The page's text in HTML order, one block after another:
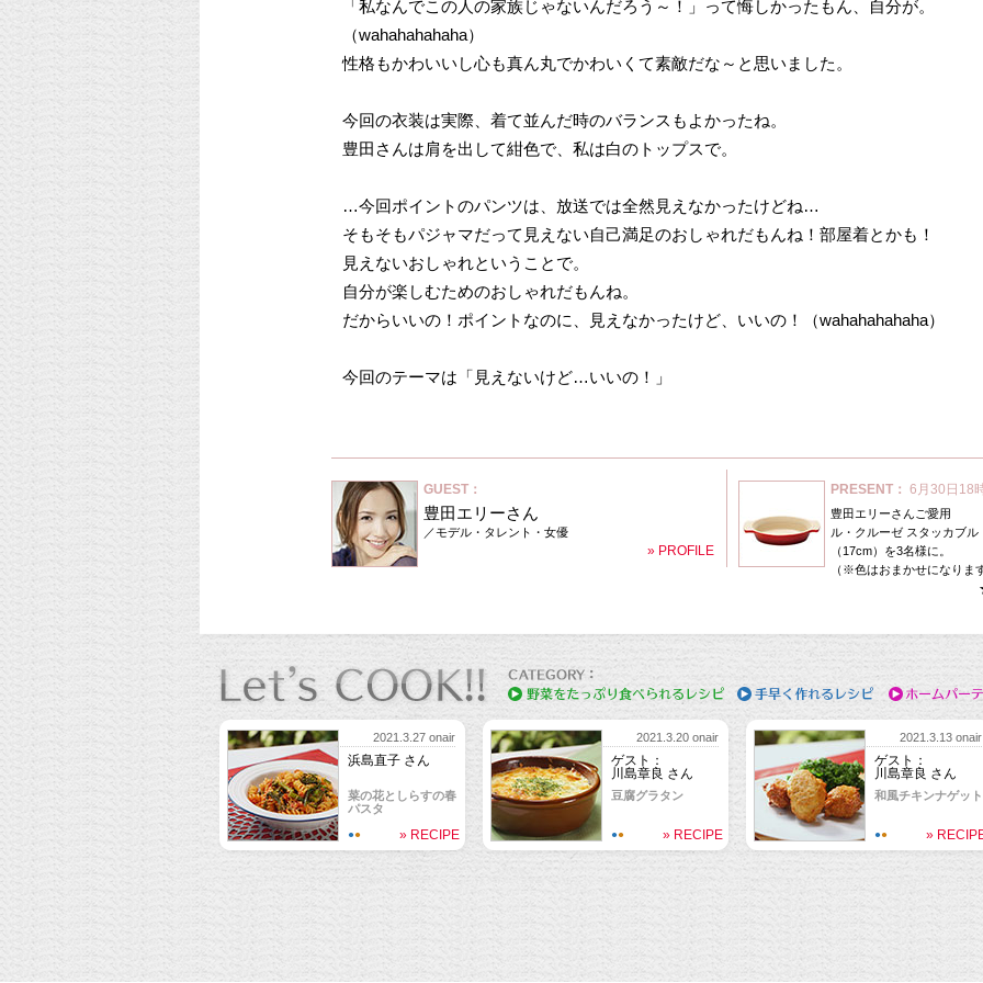
「私なんでこの人の家族じゃないんだろう～！」って悔しかったもん、自分が。
（wahahahahaha）
性格もかわいいし心も真ん丸でかわいくて素敵だな～と思いました。
今回の衣装は実際、着て並んだ時のバランスもよかったね。
豊田さんは肩を出して紺色で、私は白のトップスで。
…今回ポイントのパンツは、放送では全然見えなかったけどね…
そもそもパジャマだって見えない自己満足のおしゃれだもんね！部屋着とかも！
見えないおしゃれということで。
自分が楽しむためのおしゃれだもんね。
だからいいの！ポイントなのに、見えなかったけど、いいの！（wahahahahaha）
今回のテーマは「見えないけど…いいの！」
GUEST：
豊田エリーさん
／モデル・タレント・女優
» PROFILE
PRESENT： 6月30日18
豊田エリーさんご愛用
ル・クルーゼ スタッカブ
（17cm）を3名様に。
（※色はおまかせになりま
2021.3.27 onair
浜島直子 さん
菜の花としらすの春
パスタ
●● » RECIPE
2021.3.20 onair
ゲスト：
川島章良 さん
豆腐グラタン
●● » RECIPE
2021.3.13 onair
ゲスト：
川島章良 さん
和風チキンナゲット
●● »